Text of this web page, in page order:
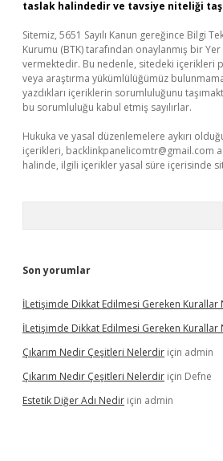
taslak halindedir ve tavsiye niteliği
Sitemiz, 5651 Sayılı Kanun gereğince Bilgi
Kurumu (BTK) tarafından onaylanmış bir
vermektedir. Bu nedenle, sitedeki içerikleri
veya araştırma yükümlülüğümüz
yazdıkları içeriklerin sorumluluğunu
bu sorumluluğu kabul etmiş sayılırlar.
Hukuka ve yasal düzenlemelere aykırı
içerikleri, backlinkpanelicomtr@gmail.com
halinde, ilgili içerikler yasal süre içerisinde
Son yorumlar
İLetişimde Dikkat Edilmesi Gereken
İLetişimde Dikkat Edilmesi Gereken
Çıkarım Nedir Çeşitleri Nelerdir için admin
Çıkarım Nedir Çeşitleri Nelerdir için Defne
Estetik Diğer Adı Nedir için admin